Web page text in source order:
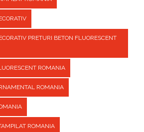
PRETURI BETON FLUORESCENT
ROMANIA
ROMANIA
ROMANIA